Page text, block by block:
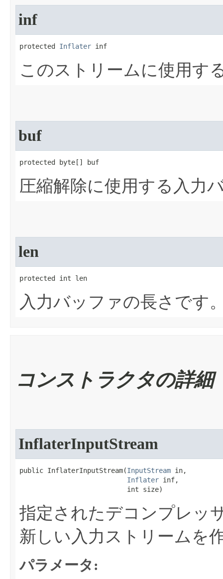
inf
protected Inflater inf
このストリームに使用す
buf
protected byte[] buf
圧縮解除に使用する入力
len
protected int len
入力バッファの長さです
コンストラクタの詳細
InflaterInputStream
public InflaterInputStream​(InputStream in,
Inflater inf,
                           int size)
指定されたデコンプレッ
新しい入力ストリームを
パラメータ: